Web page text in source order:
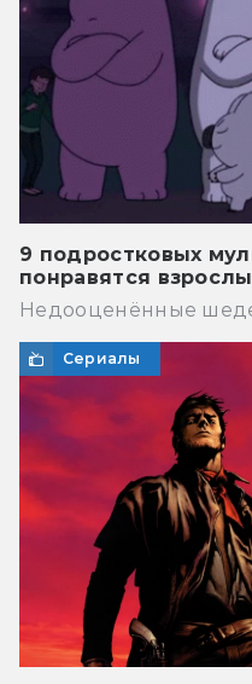
9 подростковых
понравятся
Недооценённые
Сериалы